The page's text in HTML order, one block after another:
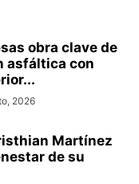
obra clave de
asfáltica con
2026
Martínez
de su